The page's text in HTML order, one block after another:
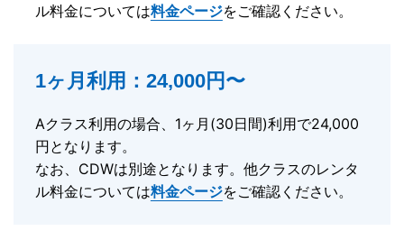
ル料金については料金ページをご確認ください。
1ヶ月利用：24,000円〜
Aクラス利用の場合、1ヶ月(30日間)利用で24,000
円となります。
なお、CDWは別途となります。他クラスのレンタ
ル料金については料金ページをご確認ください。